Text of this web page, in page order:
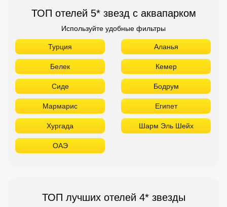
ТОП отелей 5* звезд с аквапарком
Используйте удобные фильтры
Турция Аланья
Белек Кемер
Сиде Бодрум
Мармарис Египет
Хургада Шарм Эль Шейх
ОАЭ
ТОП лучших отелей 4* звезды